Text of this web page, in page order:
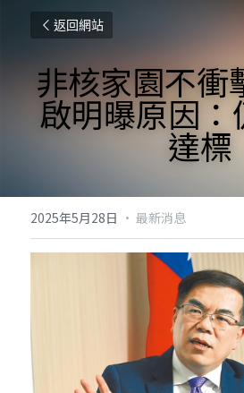
返回網站
非核家園不衝
啟明曝原因：
達標
2025年5月28日 · 最新消息